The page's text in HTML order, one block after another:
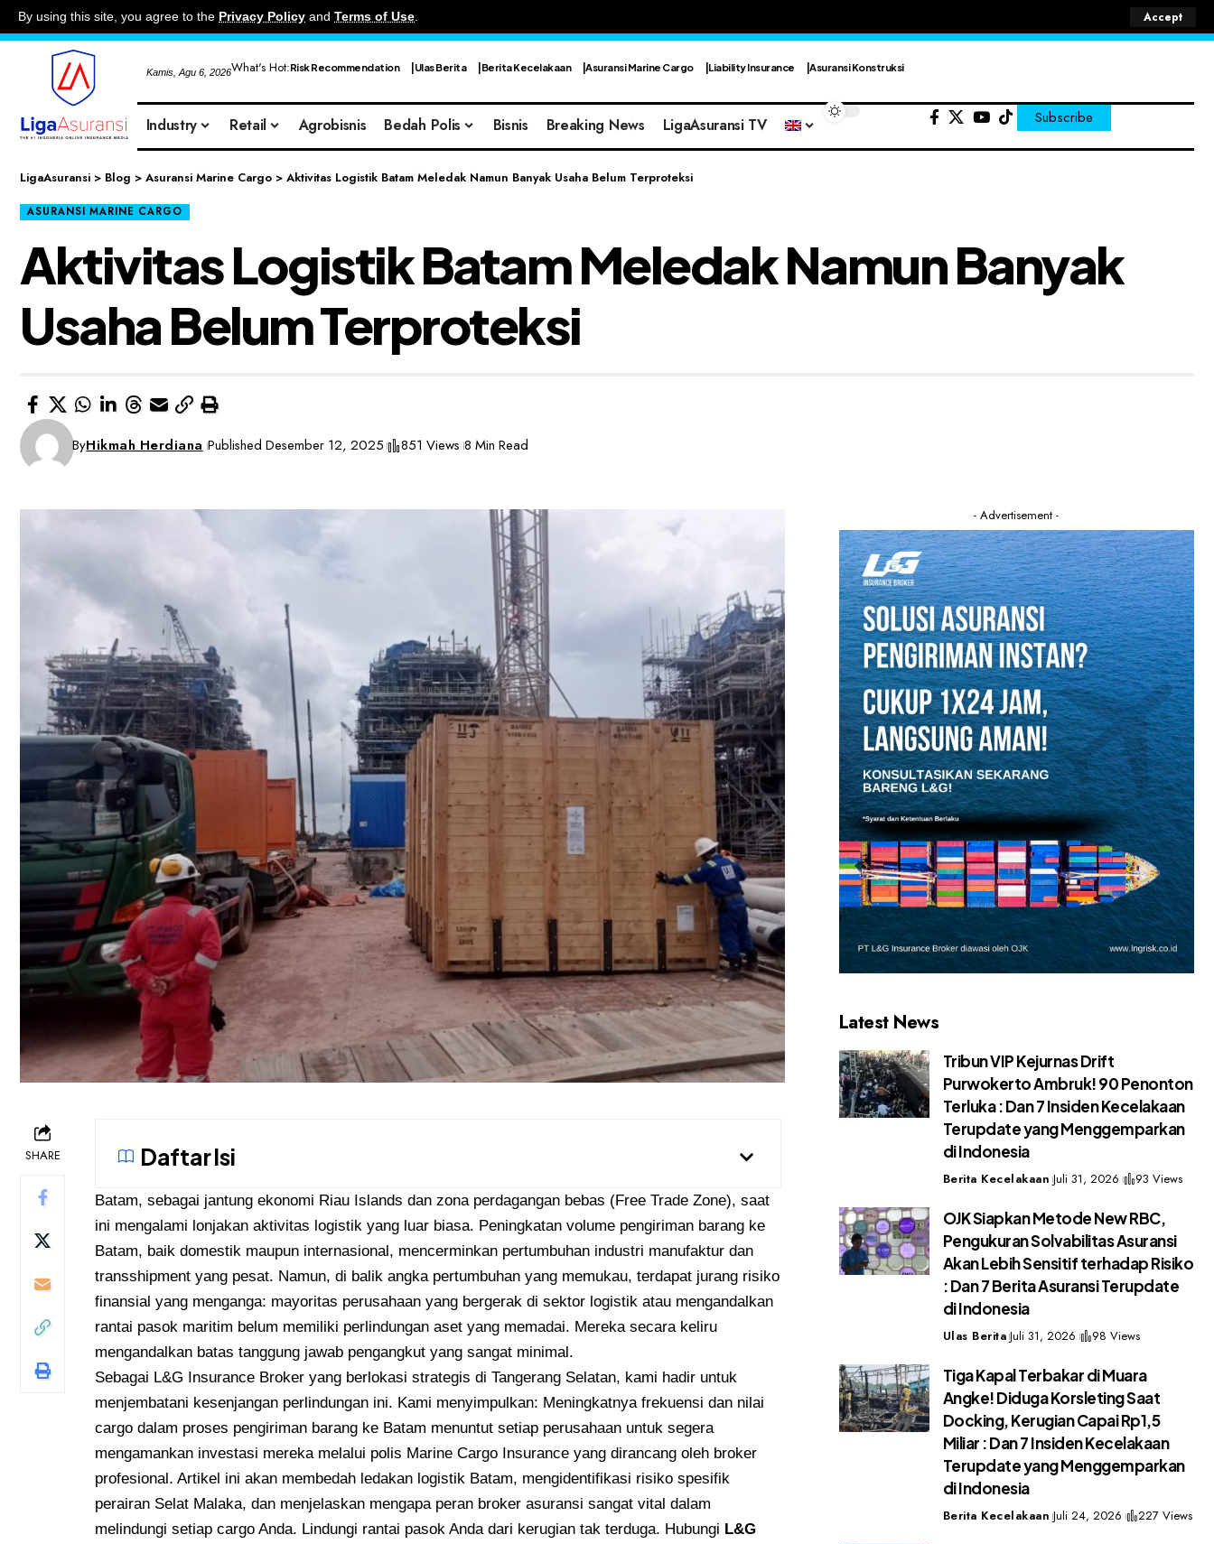
By using this site, you agree to the Privacy Policy and Terms of Use. Accept
Kamis, Agu 6, 2026What's Hot:Risk Recommendation Ulas Berita Berita Kecelakaan Asuransi Marine Cargo Liability Insurance Asuransi Konstruksi
Industry Retail Agrobisnis Bedah Polis Bisnis Breaking News LigaAsuransi TV Subscribe
LigaAsuransi > Blog > Asuransi Marine Cargo > Aktivitas Logistik Batam Meledak Namun Banyak Usaha Belum Terproteksi
ASURANSI MARINE CARGO
Aktivitas Logistik Batam Meledak Namun Banyak
Usaha Belum Terproteksi
ByHikmah Herdiana Published Desember 12, 2025 851 Views 8 Min Read
SHARE Daftar Isi
Batam, sebagai jantung ekonomi Riau Islands dan zona perdagangan bebas (Free Trade Zone), saat
ini mengalami lonjakan aktivitas logistik yang luar biasa. Peningkatan volume pengiriman barang ke
Batam, baik domestik maupun internasional, mencerminkan pertumbuhan industri manufaktur dan
transshipment yang pesat. Namun, di balik angka pertumbuhan yang memukau, terdapat jurang risiko
finansial yang menganga: mayoritas perusahaan yang bergerak di sektor logistik atau mengandalkan
rantai pasok maritim belum memiliki perlindungan aset yang memadai. Mereka secara keliru
mengandalkan batas tanggung jawab pengangkut yang sangat minimal.
Sebagai L&G Insurance Broker yang berlokasi strategis di Tangerang Selatan, kami hadir untuk
menjembatani kesenjangan perlindungan ini. Kami menyimpulkan: Meningkatnya frekuensi dan nilai
cargo dalam proses pengiriman barang ke Batam menuntut setiap perusahaan untuk segera
mengamankan investasi mereka melalui polis Marine Cargo Insurance yang dirancang oleh broker
profesional. Artikel ini akan membedah ledakan logistik Batam, mengidentifikasi risiko spesifik
perairan Selat Malaka, dan menjelaskan mengapa peran broker asuransi sangat vital dalam
melindungi setiap cargo Anda. Lindungi rantai pasok Anda dari kerugian tak terduga. Hubungi L&G
- Advertisement -
Latest News
Tribun VIP Kejurnas Drift
Purwokerto Ambruk! 90 Penonton
Terluka : Dan 7 Insiden Kecelakaan
Terupdate yang Menggemparkan
di Indonesia
Berita Kecelakaan Juli 31, 2026 93 Views
OJK Siapkan Metode New RBC,
Pengukuran Solvabilitas Asuransi
Akan Lebih Sensitif terhadap Risiko
: Dan 7 Berita Asuransi Terupdate
di Indonesia
Ulas Berita Juli 31, 2026 98 Views
Tiga Kapal Terbakar di Muara
Angke! Diduga Korsleting Saat
Docking, Kerugian Capai Rp1,5
Miliar : Dan 7 Insiden Kecelakaan
Terupdate yang Menggemparkan
di Indonesia
Berita Kecelakaan Juli 24, 2026 227 Views